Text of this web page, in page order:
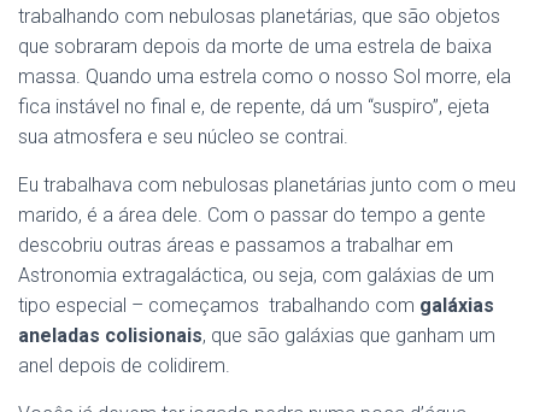
trabalhando com nebulosas planetárias, que são objetos
que sobraram depois da morte de uma estrela de baixa
massa. Quando uma estrela como o nosso Sol morre, ela
fica instável no final e, de repente, dá um “suspiro”, ejeta
sua atmosfera e seu núcleo se contrai.
Eu trabalhava com nebulosas planetárias junto com o meu
marido, é a área dele. Com o passar do tempo a gente
descobriu outras áreas e passamos a trabalhar em
Astronomia extragaláctica, ou seja, com galáxias de um
tipo especial – começamos trabalhando com galáxias
aneladas colisionais, que são galáxias que ganham um
anel depois de colidirem.